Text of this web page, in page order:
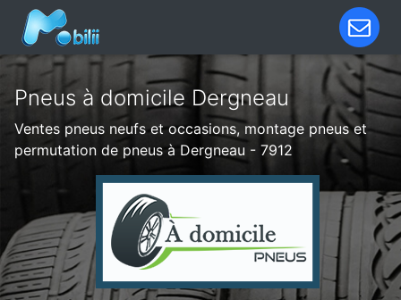
Pneus à domicile Dergneau
Ventes pneus neufs et occasions, montage pneus et
permutation de pneus à Dergneau - 7912